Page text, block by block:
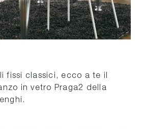
fissi classici, ecco a te il
in vetro Praga2 della